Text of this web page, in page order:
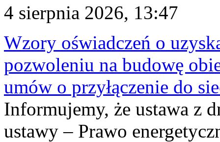
4 sierpnia 2026, 13:47
Wzory oświadczeń o
pozwoleniu na budowę
umów o przyłączenie do
Informujemy, że ustawa z
ustawy – Prawo